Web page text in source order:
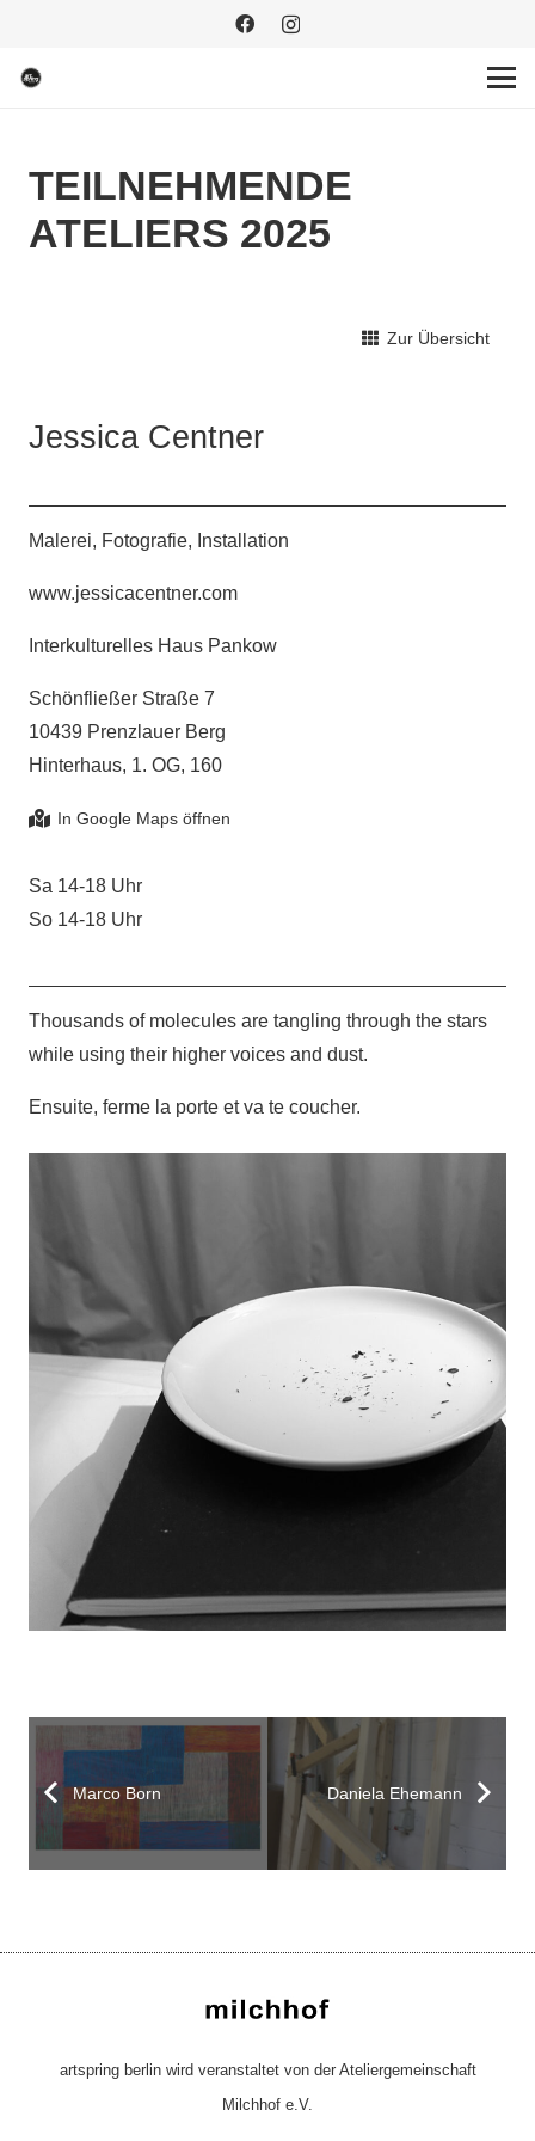
TEILNEHMENDE
ATELIERS 2025
Zur Übersicht
Jessica Centner
Malerei, Fotografie, Installation
www.jessicacentner.com
Interkulturelles Haus Pankow
Schönfließer Straße 7
10439 Prenzlauer Berg
Hinterhaus, 1. OG, 160
Sa 14-18 Uhr
So 14-18 Uhr
Thousands of molecules are tangling through the stars
while using their higher voices and dust.
Ensuite, ferme la porte et va te coucher.
Marco Born Daniela Ehemann
artspring berlin wird veranstaltet von der Ateliergemeinschaft
Milchhof e.V.